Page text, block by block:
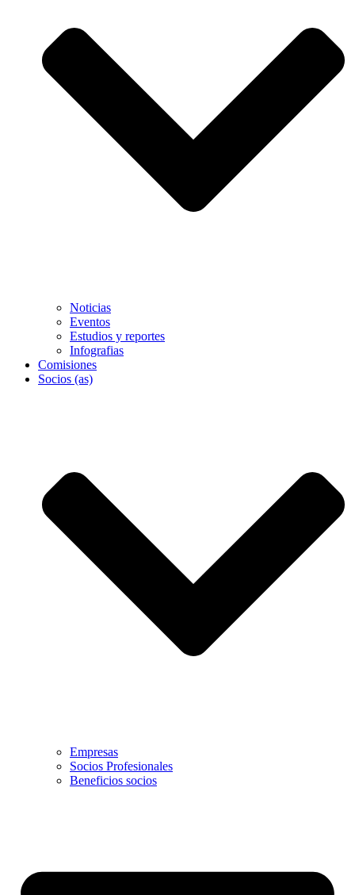
Noticias
Eventos
Estudios y reportes
Infografias
Comisiones
Socios (as)
Empresas
Socios Profesionales
Beneficios socios